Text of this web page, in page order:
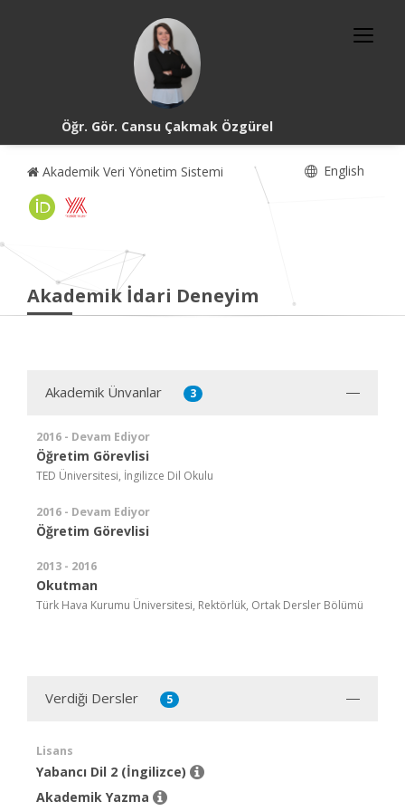
Öğr. Gör. Cansu Çakmak Özgürel
Akademik Veri Yönetim Sistemi English
Akademik İdari Deneyim
Akademik Ünvanlar 3
2016 - Devam Ediyor
Öğretim Görevlisi
TED Üniversitesi, İngilizce Dil Okulu
2016 - Devam Ediyor
Öğretim Görevlisi
2013 - 2016
Okutman
Türk Hava Kurumu Üniversitesi, Rektörlük, Ortak Dersler Bölümü
Verdiği Dersler 5
Lisans
Yabancı Dil 2 (İngilizce)
Akademik Yazma